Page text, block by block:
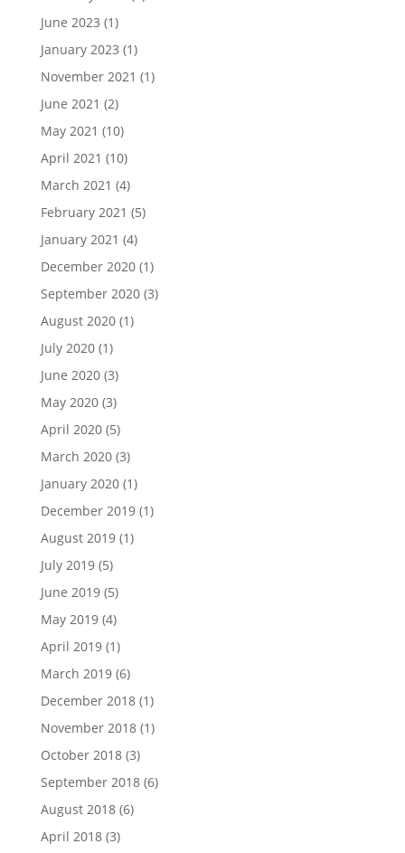
June 2023 (1)
January 2023 (1)
November 2021 (1)
June 2021 (2)
May 2021 (10)
April 2021 (10)
March 2021 (4)
February 2021 (5)
January 2021 (4)
December 2020(1)
September 2020(3)
August 2020(1)
July 2020(1)
June 2020(3)
May 2020(3)
April 2020(5)
March 2020(3)
January 2020(1)
December 2019(1)
August 2019(1)
July 2019(5)
June 2019(5)
May 2019(4)
April 2019(1)
March 2019(6)
December 2018(1)
November 2018(1)
October 2018(3)
September 2018(6)
August 2018(6)
April 2018(3)